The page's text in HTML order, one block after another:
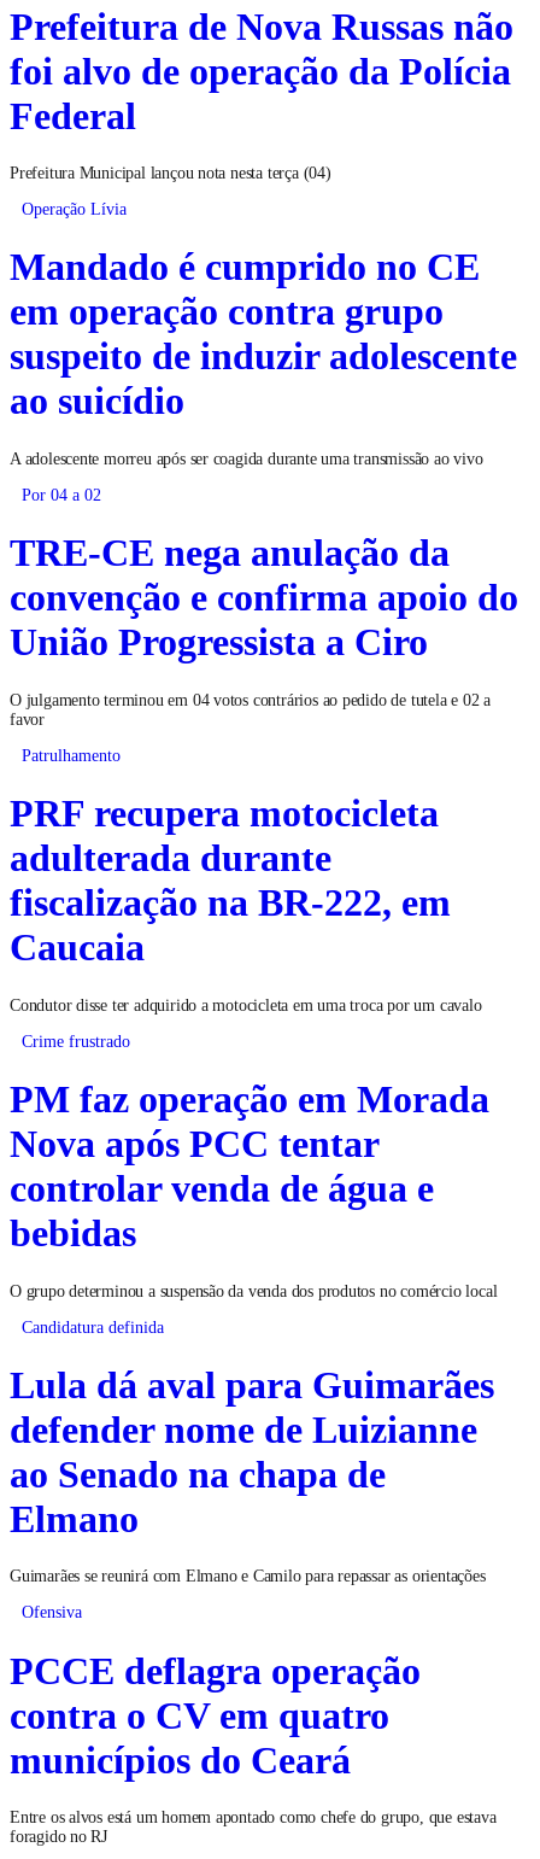
Prefeitura de Nova Russas não
foi alvo de operação da Polícia
Federal
Prefeitura Municipal lançou nota nesta terça (04)
Operação Lívia
Mandado é cumprido no CE
em operação contra grupo
suspeito de induzir adolescente
ao suicídio
A adolescente morreu após ser coagida durante uma transmissão ao vivo
Por 04 a 02
TRE-CE nega anulação da
convenção e confirma apoio do
União Progressista a Ciro
O julgamento terminou em 04 votos contrários ao pedido de tutela e 02 a
favor
Patrulhamento
PRF recupera motocicleta
adulterada durante
fiscalização na BR-222, em
Caucaia
Condutor disse ter adquirido a motocicleta em uma troca por um cavalo
Crime frustrado
PM faz operação em Morada
Nova após PCC tentar
controlar venda de água e
bebidas
O grupo determinou a suspensão da venda dos produtos no comércio local
Candidatura definida
Lula dá aval para Guimarães
defender nome de Luizianne
ao Senado na chapa de
Elmano
Guimarães se reunirá com Elmano e Camilo para repassar as orientações
Ofensiva
PCCE deflagra operação
contra o CV em quatro
municípios do Ceará
Entre os alvos está um homem apontado como chefe do grupo, que estava
foragido no RJ